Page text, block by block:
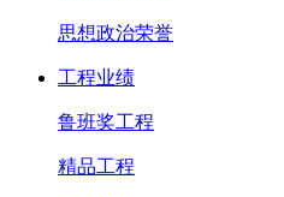
思想政治荣誉
工程业绩
鲁班奖工程
精品工程